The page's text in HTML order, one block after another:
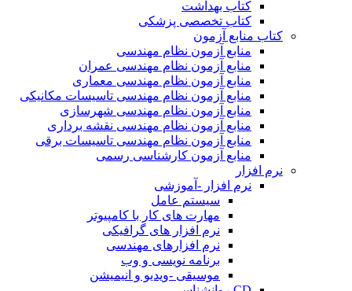
کتاب بهداشت
کتاب تخصصی پزشکی
کتاب منابع آزمون
منابع آزمون نظام مهندسی
منابع آزمون نظام مهندسی عمران
منابع آزمون نظام مهندسی معماری
منابع آزمون نظام مهندسی تاسیسات مکانیکی
منابع آزمون نظام مهندسی شهرسازی
منابع آزمون نظام مهندسی نقشه برداری
منابع آزمون نظام مهندسی تاسیسات برقی
منابع آزمون کارشناسی رسمی
نرم افزار
نرم افزار -آموزشی
سیستم عامل
مهارت های کار با کامپیوتر
نرم افزار های گرافیکی
نرم افزارهای مهندسی
برنامه نویسی و وب
موسیقی -ویدیو و انیمیشن